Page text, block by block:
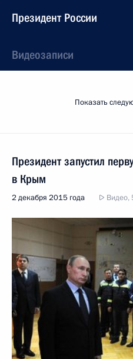
Президент России
Видеозаписи
Показать
Президент запустил
в Крым
2 декабря 2015 года Видео,